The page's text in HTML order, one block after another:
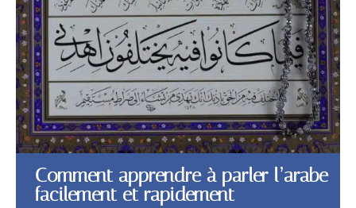
Comment apprendre à parler l’arabe
facilement et rapidement